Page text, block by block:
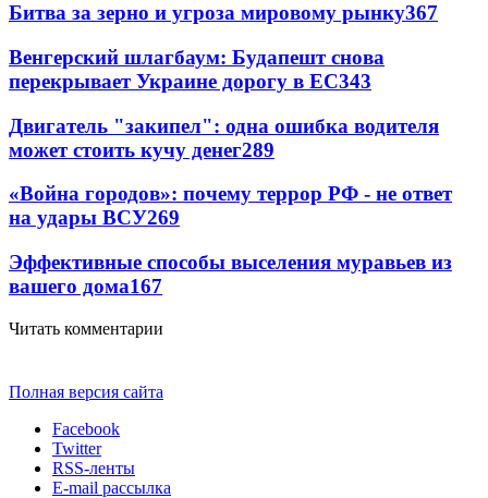
Битва за зерно и угроза мировому рынку367
Венгерский шлагбаум: Будапешт снова
перекрывает Украине дорогу в ЕС343
Двигатель "закипел": одна ошибка водителя
может стоить кучу денег289
«Война городов»: почему террор РФ - не ответ
на удары ВСУ269
Эффективные способы выселения муравьев из
вашего дома167
Читать комментарии
Полная версия сайта
Facebook
Twitter
RSS-ленты
E-mail рассылка